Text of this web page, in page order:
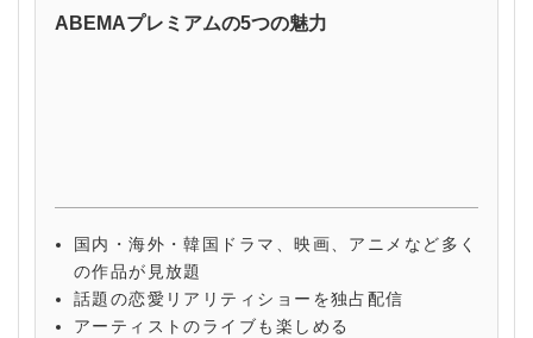
ABEMAプレミアムの5つの魅力
国内・海外・韓国ドラマ、映画、アニメなど多く
の作品が見放題
話題の恋愛リアリティショーを独占配信
アーティストのライブも楽しめる